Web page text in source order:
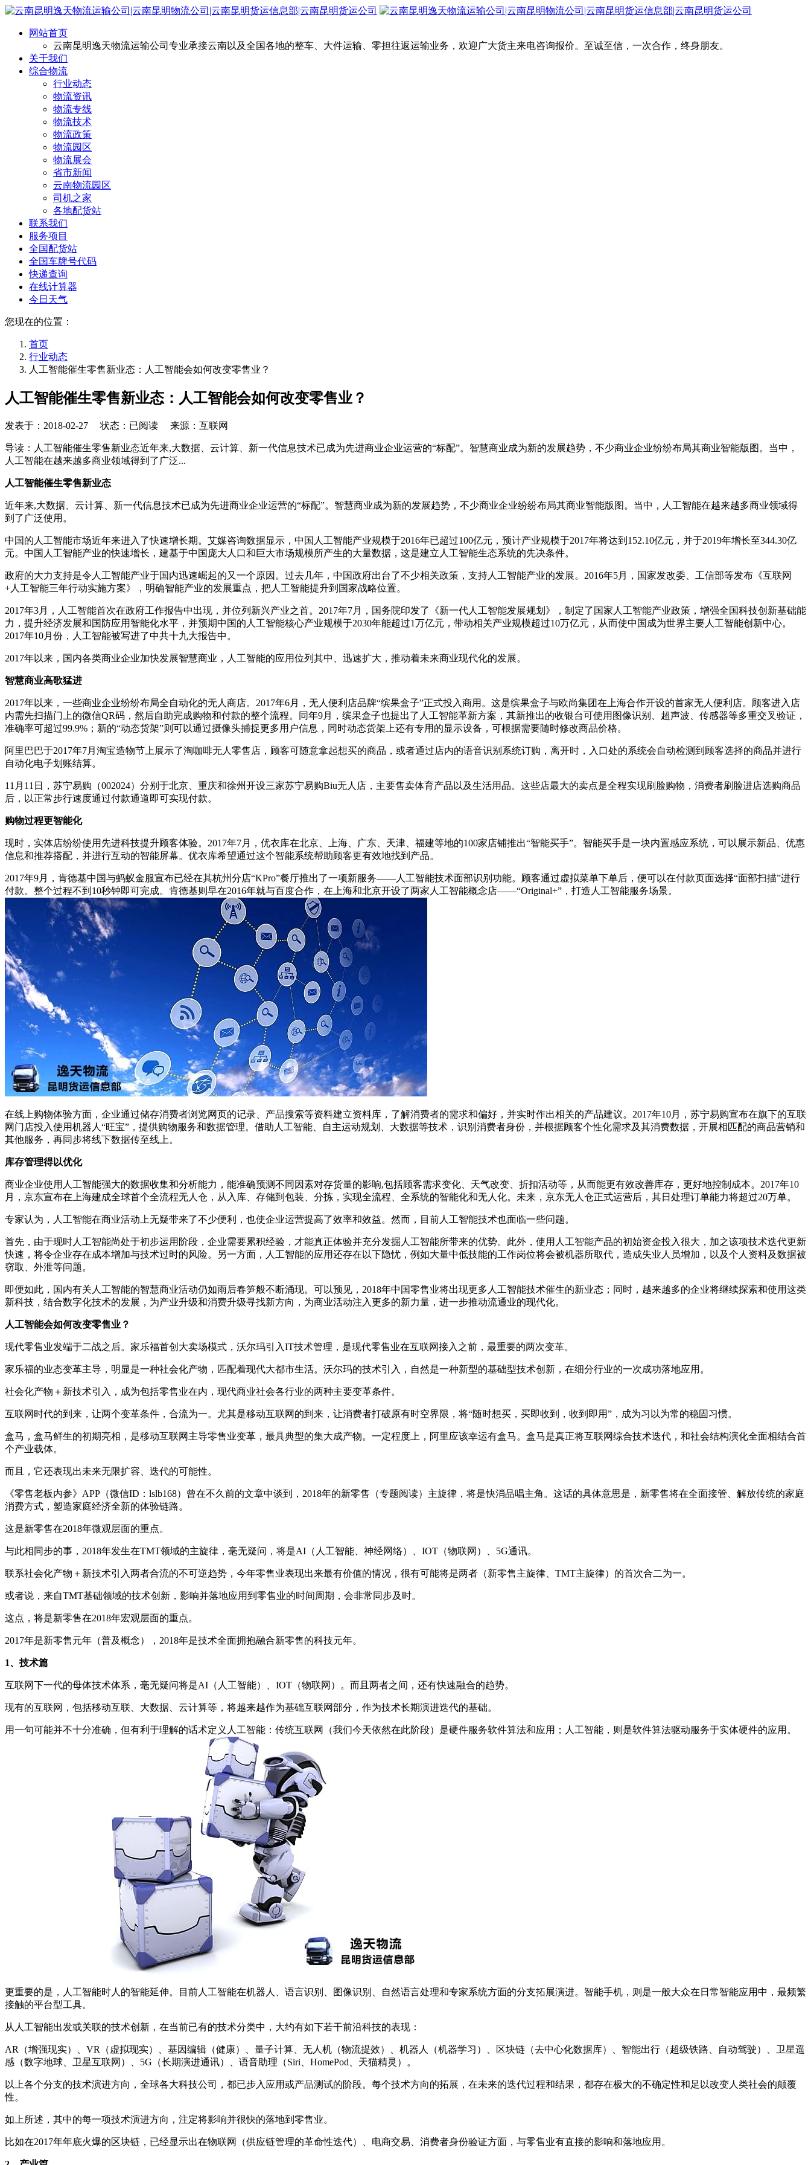
网站首页
云南昆明逸天物流运输公司专业承接云南以及全国各地的整车、大件运输、零担往返运输业务，欢迎广大货主来电咨询报价。至诚至信，一次合作，终身朋友。
关于我们
综合物流
行业动态
物流资讯
物流专线
物流技术
物流政策
物流园区
物流展会
省市新闻
云南物流园区
司机之家
各地配货站
联系我们
服务项目
全国配货站
全国车牌号代码
快递查询
在线计算器
今日天气
您现在的位置：
首页
行业动态
人工智能催生零售新业态：人工智能会如何改变零售业？
人工智能催生零售新业态：人工智能会如何改变零售业？
发表于： 2018-02-27 状态：已阅读 来源：互联网
导读：人工智能催生零售新业态近年来,大数据、云计算、新一代信息技术已成为先进商业企业运营的“标配”。智慧商业成为新的发展趋势，不少商业企业纷纷布局其商业智能版图。当中，
人工智能在越来越多商业领域得到了广泛...
人工智能催生零售新业态
近年来,大数据、云计算、新一代信息技术已成为先进商业企业运营的“标配”。智慧商业成为新的发展趋势，不少商业企业纷纷布局其商业智能版图。当中，人工智能在越来越多商业领域得
到了广泛使用。
中国的人工智能市场近年来进入了快速增长期。艾媒咨询数据显示，中国人工智能产业规模于2016年已超过100亿元，预计产业规模于2017年将达到152.10亿元，并于2019年增长至344.30亿
元。中国人工智能产业的快速增长，建基于中国庞大人口和巨大市场规模所产生的大量数据，这是建立人工智能生态系统的先决条件。
政府的大力支持是令人工智能产业于国内迅速崛起的又一个原因。过去几年，中国政府出台了不少相关政策，支持人工智能产业的发展。2016年5月，国家发改委、工信部等发布《互联网
+人工智能三年行动实施方案》，明确智能产业的发展重点，把人工智能提升到国家战略位置。
2017年3月，人工智能首次在政府工作报告中出现，并位列新兴产业之首。2017年7月，国务院印发了《新一代人工智能发展规划》，制定了国家人工智能产业政策，增强全国科技创新基础能
力，提升经济发展和国防应用智能化水平，并预期中国的人工智能核心产业规模于2030年能超过1万亿元，带动相关产业规模超过10万亿元，从而使中国成为世界主要人工智能创新中心。
2017年10月份，人工智能被写进了中共十九大报告中。
2017年以来，国内各类商业企业加快发展智慧商业，人工智能的应用位列其中、迅速扩大，推动着未来商业现代化的发展。
智慧商业高歌猛进
2017年以来，一些商业企业纷纷布局全自动化的无人商店。2017年6月，无人便利店品牌“缤果盒子”正式投入商用。这是缤果盒子与欧尚集团在上海合作开设的首家无人便利店。顾客进入店
内需先扫描门上的微信QR码，然后自助完成购物和付款的整个流程。同年9月，缤果盒子也提出了人工智能革新方案，其新推出的收银台可使用图像识别、超声波、传感器等多重交叉验证，
准确率可超过99.9%；新的“动态货架”则可以通过摄像头捕捉更多用户信息，同时动态货架上还有专用的显示设备，可根据需要随时修改商品价格。
阿里巴巴于2017年7月淘宝造物节上展示了淘咖啡无人零售店，顾客可随意拿起想买的商品，或者通过店内的语音识别系统订购，离开时，入口处的系统会自动检测到顾客选择的商品并进行
自动化电子划账结算。
11月11日，苏宁易购（002024）分别于北京、重庆和徐州开设三家苏宁易购Biu无人店，主要售卖体育产品以及生活用品。这些店最大的卖点是全程实现刷脸购物，消费者刷脸进店选购商品
后，以正常步行速度通过付款通道即可实现付款。
购物过程更智能化
现时，实体店纷纷使用先进科技提升顾客体验。2017年7月，优衣库在北京、上海、广东、天津、福建等地的100家店铺推出“智能买手”。智能买手是一块内置感应系统，可以展示新品、优惠
信息和推荐搭配，并进行互动的智能屏幕。优衣库希望通过这个智能系统帮助顾客更有效地找到产品。
2017年9月，肯德基中国与蚂蚁金服宣布已经在其杭州分店“KPro”餐厅推出了一项新服务——人工智能技术面部识别功能。顾客通过虚拟菜单下单后，便可以在付款页面选择“面部扫描”进行
付款。整个过程不到10秒钟即可完成。肯德基则早在2016年就与百度合作，在上海和北京开设了两家人工智能概念店——“Original+”，打造人工智能服务场景。
在线上购物体验方面，企业通过储存消费者浏览网页的记录、产品搜索等资料建立资料库，了解消费者的需求和偏好，并实时作出相关的产品建议。2017年10月，苏宁易购宣布在旗下的互联
网门店投入使用机器人“旺宝”，提供购物服务和数据管理。借助人工智能、自主运动规划、大数据等技术，识别消费者身份，并根据顾客个性化需求及其消费数据，开展相匹配的商品营销和
其他服务，再同步将线下数据传至线上。
库存管理得以优化
商业企业使用人工智能强大的数据收集和分析能力，能准确预测不同因素对存货量的影响,包括顾客需求变化、天气改变、折扣活动等，从而能更有效改善库存，更好地控制成本。2017年10
月，京东宣布在上海建成全球首个全流程无人仓，从入库、存储到包装、分拣，实现全流程、全系统的智能化和无人化。未来，京东无人仓正式运营后，其日处理订单能力将超过20万单。
专家认为，人工智能在商业活动上无疑带来了不少便利，也使企业运营提高了效率和效益。然而，目前人工智能技术也面临一些问题。
首先，由于现时人工智能尚处于初步运用阶段，企业需要累积经验，才能真正体验并充分发掘人工智能所带来的优势。此外，使用人工智能产品的初始资金投入很大，加之该项技术迭代更新
快速，将令企业存在成本增加与技术过时的风险。另一方面，人工智能的应用还存在以下隐忧，例如大量中低技能的工作岗位将会被机器所取代，造成失业人员增加，以及个人资料及数据被
窃取、外泄等问题。
即便如此，国内有关人工智能的智慧商业活动仍如雨后春笋般不断涌现。可以预见，2018年中国零售业将出现更多人工智能技术催生的新业态；同时，越来越多的企业将继续探索和使用这类
新科技，结合数字化技术的发展，为产业升级和消费升级寻找新方向，为商业活动注入更多的新力量，进一步推动流通业的现代化。
人工智能会如何改变零售业？
现代零售业发端于二战之后。家乐福首创大卖场模式，沃尔玛引入IT技术管理，是现代零售业在互联网接入之前，最重要的两次变革。
家乐福的业态变革主导，明显是一种社会化产物，匹配着现代大都市生活。沃尔玛的技术引入，自然是一种新型的基础型技术创新，在细分行业的一次成功落地应用。
社会化产物＋新技术引入，成为包括零售业在内，现代商业社会各行业的两种主要变革条件。
互联网时代的到来，让两个变革条件，合流为一。尤其是移动互联网的到来，让消费者打破原有时空界限，将“随时想买，买即收到，收到即用”，成为习以为常的稳固习惯。
盒马，盒马鲜生的初期亮相，是移动互联网主导零售业变革，最具典型的集大成产物。一定程度上，阿里应该幸运有盒马。盒马是真正将互联网综合技术迭代，和社会结构演化全面相结合首
个产业载体。
而且，它还表现出未来无限扩容、迭代的可能性。
《零售老板内参》APP（微信ID：lslb168）曾在不久前的文章中谈到，2018年的新零售（专题阅读）主旋律，将是快消品唱主角。这话的具体意思是，新零售将在全面接管、解放传统的家庭
消费方式，塑造家庭经济全新的体验链路。
这是新零售在2018年微观层面的重点。
与此相同步的事，2018年发生在TMT领域的主旋律，毫无疑问，将是AI（人工智能、神经网络）、IOT（物联网）、5G通讯。
联系社会化产物＋新技术引入两者合流的不可逆趋势，今年零售业表现出来最有价值的情况，很有可能将是两者（新零售主旋律、TMT主旋律）的首次合二为一。
或者说，来自TMT基础领域的技术创新，影响并落地应用到零售业的时间周期，会非常同步及时。
这点，将是新零售在2018年宏观层面的重点。
2017年是新零售元年（普及概念），2018年是技术全面拥抱融合新零售的科技元年。
1、技术篇
互联网下一代的母体技术体系，毫无疑问将是AI（人工智能）、IOT（物联网）。而且两者之间，还有快速融合的趋势。
现有的互联网，包括移动互联、大数据、云计算等，将越来越作为基础互联网部分，作为技术长期演进迭代的基础。
用一句可能并不十分准确，但有利于理解的话术定义人工智能：传统互联网（我们今天依然在此阶段）是硬件服务软件算法和应用；人工智能，则是软件算法驱动服务于实体硬件的应用。
更重要的是，人工智能时人的智能延伸。目前人工智能在机器人、语言识别、图像识别、自然语言处理和专家系统方面的分支拓展演进。智能手机，则是一般大众在日常智能应用中，最频繁
接触的平台型工具。
从人工智能出发或关联的技术创新，在当前已有的技术分类中，大约有如下若干前沿科技的表现：
AR（增强现实）、VR（虚拟现实）、基因编辑（健康）、量子计算、无人机（物流提效）、机器人（机器学习）、区块链（去中心化数据库）、智能出行（超级铁路、自动驾驶）、卫星遥
感（数字地球、卫星互联网）、5G（长期演进通讯）、语音助理（Siri、HomePod、天猫精灵）。
以上各个分支的技术演进方向，全球各大科技公司，都已步入应用或产品测试的阶段。每个技术方向的拓展，在未来的迭代过程和结果，都存在极大的不确定性和足以改变人类社会的颠覆
性。
如上所述，其中的每一项技术演进方向，注定将影响并很快的落地到零售业。
比如在2017年年底火爆的区块链，已经显示出在物联网（供应链管理的革命性迭代）、电商交易、消费者身份验证方面，与零售业有直接的影响和落地应用。